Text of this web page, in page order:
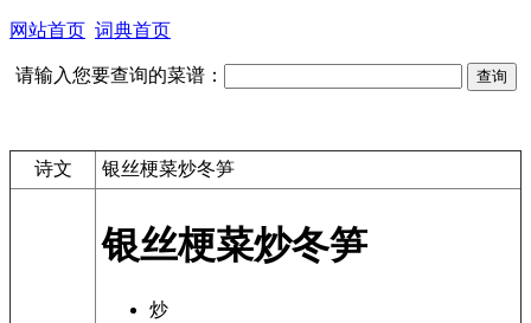
网站首页 词典首页
请输入您要查询的菜谱：
诗文 银丝梗菜炒冬笋
银丝梗菜炒冬笋
炒